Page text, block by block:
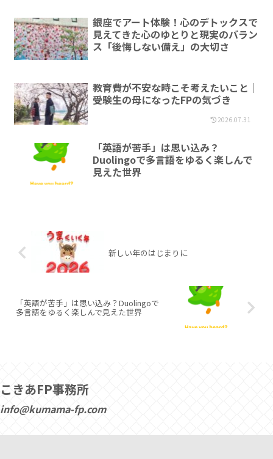
銀座でアート体験！心のデトックスで
見えてきた心のゆとりと現実のバラン
ス「後悔しない備え」の大切さ
教育費が不安な時こそ考えたいこと｜
受験生の母になったFPの気づき
2026.07.31
「英語が苦手」は思い込み？
Duolingoで多言語をゆるく楽しんで
見えた世界
新しい年のはじまりに
「英語が苦手」は思い込み？Duolingoで
多言語をゆるく楽しんで見えた世界
こきあFP事務所
info@kumama-fp.com